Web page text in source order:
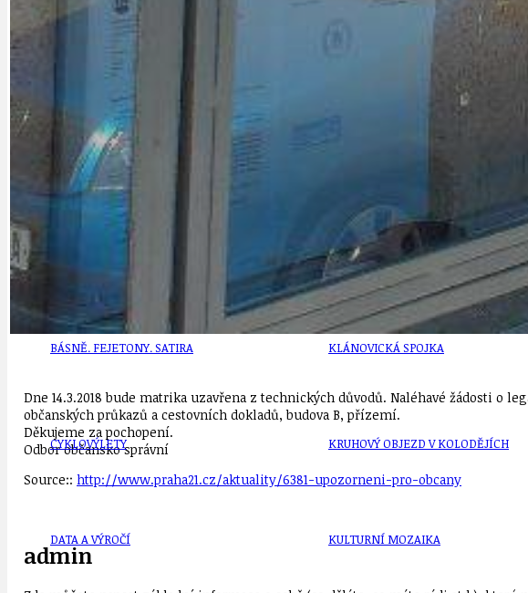
IDEAL LUX
OBČANSKÁ SPOLEČNOST
DEZINFORMACE
CYKLOVÝLETY
POZVÁNKY
DALŠÍ
BÁSNĚ. FEJETONY. SATIRA
CYKLOVÝLETY
DATA A VÝROČÍ
JEDNOU VĚTOU
KLÁNOVICKÁ SPOJKA
KRUHOVÝ OBJEZD V KOLODĚJÍCH
KULTURNÍ MOZAIKA
Dne 14.3.2018 bude matrika uzavřena z technických důvodů. Naléhavé žádosti o
občanských průkazů a cestovních dokladů, budova B, přízemí.
Děkujeme za pochopení.
Odbor občansko správní
Source:: http://www.praha21.cz/aktuality/6381-upozorneni-pro-obcany
admin